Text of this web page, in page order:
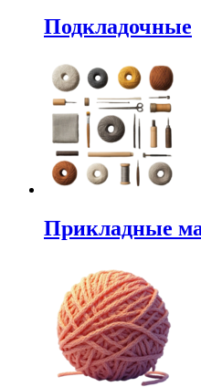
Подкладочные
Прикладные